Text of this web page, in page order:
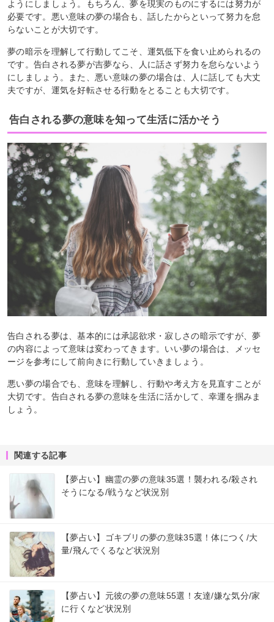
ようにしましょう。もちろん、夢を現実のものにするには努力が
必要です。悪い意味の夢の場合も、話したからといって努力を怠
らないことが大切です。
夢の暗示を理解して行動してこそ、運気低下を食い止められるの
です。告白される夢が吉夢なら、人に話さず努力を怠らないよう
にしましょう。また、悪い意味の夢の場合は、人に話しても大丈
夫ですが、運気を好転させる行動をとることも大切です。
告白される夢の意味を知って生活に活かそう
告白される夢は、基本的には承認欲求・寂しさの暗示ですが、夢
の内容によって意味は変わってきます。いい夢の場合は、メッセ
ージを参考にして前向きに行動していきましょう。
悪い夢の場合でも、意味を理解し、行動や考え方を見直すことが
大切です。告白される夢の意味を生活に活かして、幸運を掴みま
しょう。
関連する記事
【夢占い】幽霊の夢の意味35選！襲われる/殺され
そうになる/戦うなど状況別
【夢占い】ゴキブリの夢の意味35選！体につく/大
量/飛んでくるなど状況別
【夢占い】元彼の夢の意味55選！友達/嫌な気分/家
に行くなど状況別